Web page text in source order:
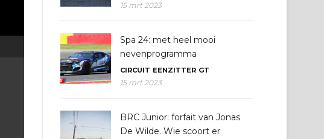
15 mrt 2023
Spa 24: met heel mooi
nevenprogramma
CIRCUIT EENZITTER GT
15 mrt 2023
BRC Junior: forfait van Jonas
De Wilde. Wie scoort er